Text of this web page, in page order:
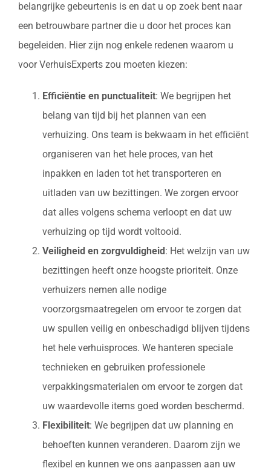
belangrijke gebeurtenis is en dat u op zoek bent naar
een betrouwbare partner die u door het proces kan
begeleiden. Hier zijn nog enkele redenen waarom u
voor VerhuisExperts zou moeten kiezen:
Efficiëntie en punctualiteit: We begrijpen het
belang van tijd bij het plannen van een
verhuizing. Ons team is bekwaam in het efficiënt
organiseren van het hele proces, van het
inpakken en laden tot het transporteren en
uitladen van uw bezittingen. We zorgen ervoor
dat alles volgens schema verloopt en dat uw
verhuizing op tijd wordt voltooid.
Veiligheid en zorgvuldigheid : Het welzijn van uw
bezittingen heeft onze hoogste prioriteit. Onze
verhuizers nemen alle nodige
voorzorgsmaatregelen om ervoor te zorgen dat
uw spullen veilig en onbeschadigd blijven tijdens
het hele verhuisproces. We hanteren speciale
technieken en gebruiken professionele
verpakkingsmaterialen om ervoor te zorgen dat
uw waardevolle items goed worden beschermd.
Flexibiliteit: We begrijpen dat uw planning en
behoeften kunnen veranderen. Daarom zijn we
flexibel en kunnen we ons aanpassen aan uw